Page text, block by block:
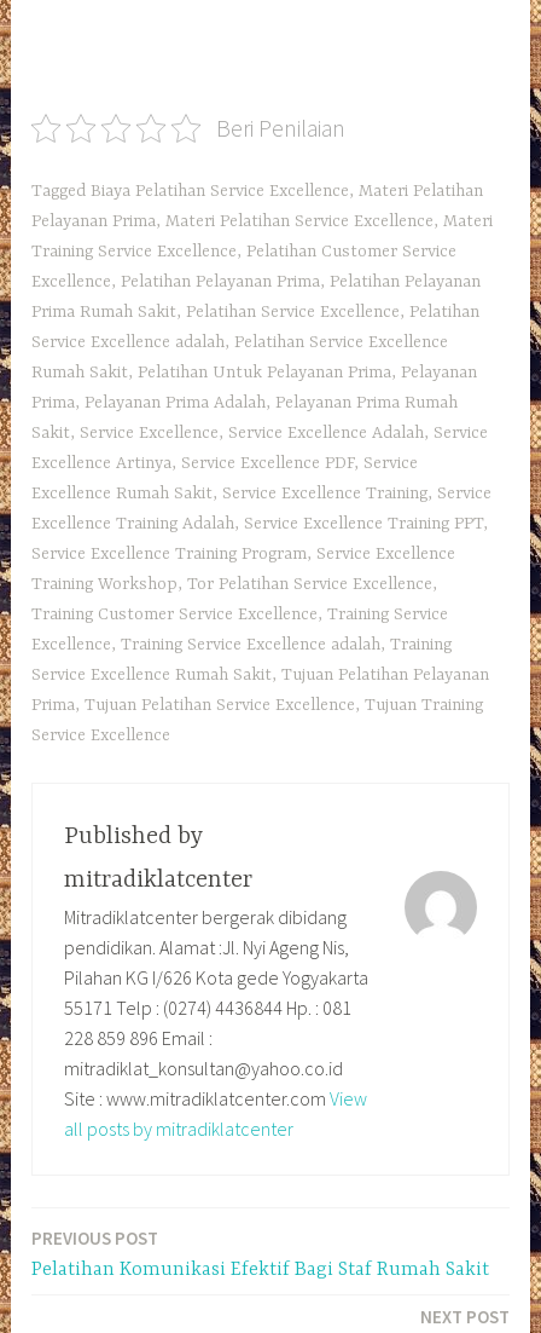
Beri Penilaian
Tagged Biaya Pelatihan Service Excellence,Materi Pelatihan
Pelayanan Prima,Materi Pelatihan Service Excellence,Materi
Training Service Excellence, Pelatihan Customer Service
Excellence, Pelatihan Pelayanan Prima, Pelatihan Pelayanan
Prima Rumah Sakit, Pelatihan Service Excellence, Pelatihan
Service Excellence adalah, Pelatihan Service Excellence
Rumah Sakit, Pelatihan Untuk Pelayanan Prima, Pelayanan
Prima, Pelayanan Prima Adalah, Pelayanan Prima Rumah
Sakit, Service Excellence, Service Excellence Adalah, Service
Excellence Artinya, Service Excellence PDF, Service
Excellence Rumah Sakit, Service Excellence Training, Service
Excellence Training Adalah, Service Excellence Training PPT,
Service Excellence Training Program, Service Excellence
Training Workshop,Tor Pelatihan Service Excellence,
Training Customer Service Excellence,Training Service
Excellence,Training Service Excellence adalah,Training
Service Excellence Rumah Sakit,Tujuan Pelatihan Pelayanan
Prima,Tujuan Pelatihan Service Excellence,Tujuan Training
Service Excellence
Published by
mitradiklatcenter
Mitradiklatcenter bergerak dibidang
pendidikan. Alamat :Jl. Nyi Ageng Nis,
Pilahan KG I/626 Kota gede Yogyakarta
55171 Telp : (0274) 4436844 Hp. : 081
228 859 896 Email :
mitradiklat_konsultan@yahoo.co.id
Site : www.mitradiklatcenter.com View
all posts by mitradiklatcenter
Navigasi
PREVIOUS POST
Pelatihan Komunikasi Efektif Bagi Staf Rumah Sakit
NEXT POST